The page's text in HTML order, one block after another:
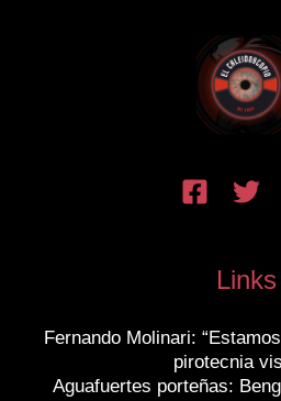
Links
Fernando Molinari:
pirotecnia
Aguafuertes porteñas: